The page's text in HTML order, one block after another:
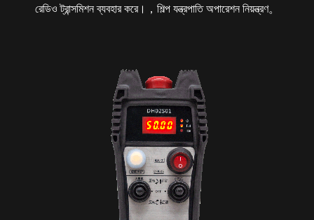
রেডিও ট্রান্সমিশন ব্যবহার করে।，শিল্প যন্ত্রপাতি অপারেশন নিয়ন্ত্রণ。